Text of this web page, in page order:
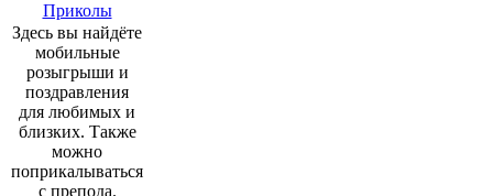
Приколы
Здесь вы найдёте
мобильные
розыгрыши и
поздравления
для любимых и
близких. Также
можно
поприкалываться
с препода.